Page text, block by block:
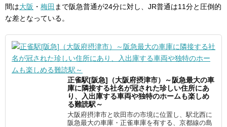
間は大阪 ・ 梅田 まで阪急普通が24分に対し、JR普通は11分と圧倒的
な差となっている。
正雀駅[阪急]（大阪府摂津市）～阪急最大の車
庫に隣接する社名が冠された珍しい住所にあ
り、入出庫する車両や独特のホームも楽しめ
る難読駅～
大阪府摂津市と吹田市の市境に位置し、駅北西に
阪急最大の車庫・正雀車庫を有する、京都線の島